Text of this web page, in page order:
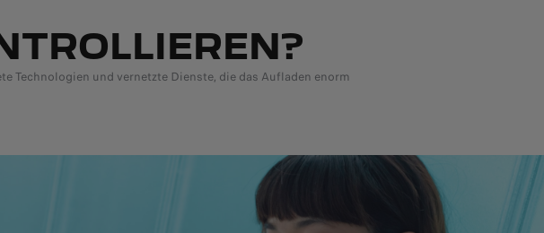
Technologien und vernetzte Dienste, die das Aufladen enorm